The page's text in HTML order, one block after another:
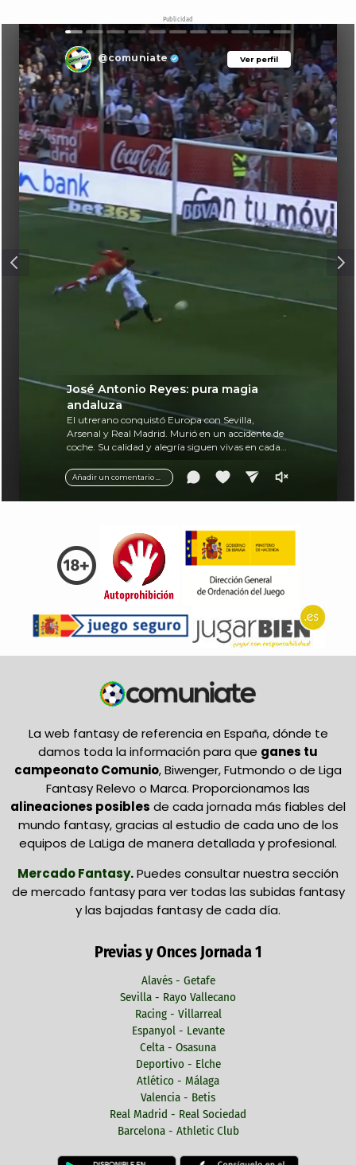
Publicidad
Ver perfil
@comuniate Ver perfil
Añadir un comentario ...
José Antonio Reyes: pura magia
andaluza
El utrerano conquistó Europa con Sevilla,
Arsenal y Real Madrid. Murió en un accidente de
coche. Su calidad y alegría siguen vivas en cada
La web fantasy de referencia en España, dónde te
damos toda la información para que ganes tu
campeonato Comunio, Biwenger, Futmondo o de Liga
Fantasy Relevo o Marca. Proporcionamos las
alineaciones posibles de cada jornada más fiables del
mundo fantasy, gracias al estudio de cada uno de los
equipos de LaLiga de manera detallada y profesional.
Mercado Fantasy.Puedes consultar nuestra sección
de mercado fantasy para ver todas las subidas fantasy
y las bajadas fantasy de cada día.
Previas y Onces Jornada 1
Alavés - Getafe
Sevilla - Rayo Vallecano
Racing - Villarreal
Espanyol - Levante
Celta - Osasuna
Deportivo - Elche
Atlético - Málaga
Valencia - Betis
Real Madrid - Real Sociedad
Barcelona - Athletic Club